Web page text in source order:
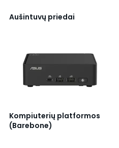
Aušintuvų priedai
Kompiuterių platformos
(Barebone)